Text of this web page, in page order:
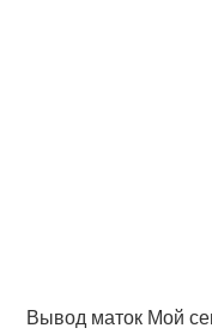
Вывод маток Мой